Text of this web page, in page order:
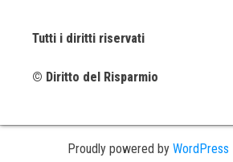
Tutti i diritti riservati
© Diritto del Risparmio
Proudly powered by WordPress